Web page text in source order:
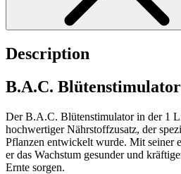
Description
B.A.C.
Der B.A.C. Blütenstimulator in der 1
hochwertiger Nährstoffzusatz, der
Pflanzen entwickelt wurde. Mit seiner
er das Wachstum gesunder und
Ernte sorgen.